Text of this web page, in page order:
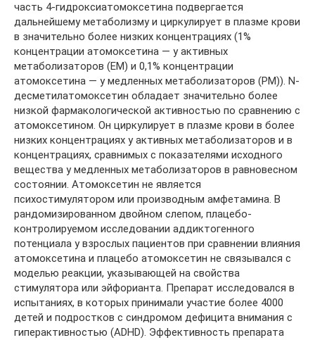
часть 4-гидроксиатомоксетина подвергается
дальнейшему метаболизму и циркулирует в плазме крови
в значительно более низких концентрациях (1%
концентрации атомоксетина — у активных
метаболизаторов (ЕМ) и 0,1% концентрации
атомоксетина — у медленных метаболизаторов (РМ)). N-
десметилатомоксетин обладает значительно более
низкой фармакологической активностью по сравнению с
атомоксетином. Он циркулирует в плазме крови в более
низких концентрациях у активных метаболизаторов и в
концентрациях, сравнимых с показателями исходного
вещества у медленных метаболизаторов в равновесном
состоянии. Атомоксетин не является
психостимулятором или производным амфетамина. В
рандомизированном двойном слепом, плацебо-
контролируемом исследовании аддиктогенного
потенциала у взрослых пациентов при сравнении влияния
атомоксетина и плацебо атомоксетин не связывался с
моделью реакции, указывающей на свойства
стимулятора или эйфорианта. Препарат исследовался в
испытаниях, в которых принимали участие более 4000
детей и подростков с синдромом дефицита внимания с
гиперактивностью (ADHD). Эффективность препарата